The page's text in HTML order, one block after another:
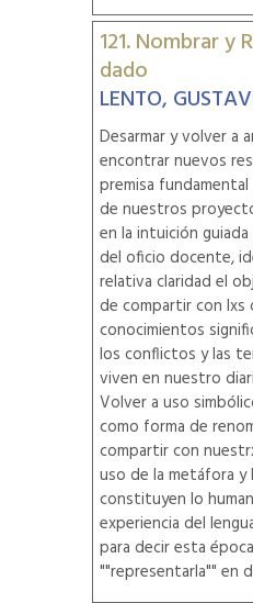
121. Nombrar y
dado
LENTO,
Desarmar y volver a
encontrar nuevos
premisa
de nuestros
en la intuición
del oficio docente,
relativa claridad el
de compartir con lxs
conocimientos
los conflictos y las
viven en nuestro
Volver a uso
como forma de
compartir con
uso de la metáfora y
constituyen lo
experiencia del
para decir esta
""representarla"" en